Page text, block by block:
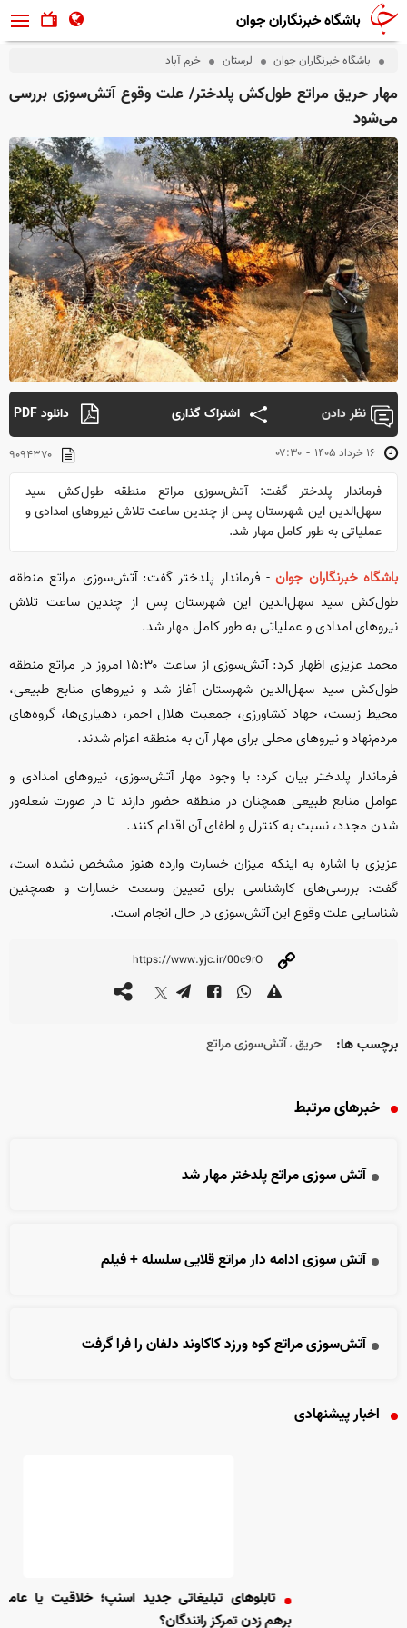
باشگاه خبرنگاران جوان
باشگاه خبرنگاران جوان لرستان خرم آباد
مهار حریق مراتع طول‌کش پلدختر/ علت وقوع آتش‌سوزی بررسی
می‌شود
نظر دادن اشتراک گذاری دانلود PDF
۰۷:۳۰ - ۱۶ خرداد ۱۴۰۵ ۹۰۹۴۳۷۰
فرماندار پلدختر گفت: آتش‌سوزی مراتع منطقه طول‌کش سید
سهل‌الدین این شهرستان پس از چندین ساعت تلاش نیروهای امدادی و
عملیاتی به طور کامل مهار شد.
باشگاه خبرنگاران جوان- فرماندار پلدختر گفت: آتش‌سوزی مراتع منطقه
طول‌کش سید سهل‌الدین این شهرستان پس از چندین ساعت تلاش
نیروهای امدادی و عملیاتی به طور کامل مهار شد.
محمد عزیزی اظهار کرد: آتش‌سوزی از ساعت ۱۵:۳۰ امروز در مراتع منطقه
طول‌کش سید سهل‌الدین شهرستان آغاز شد و نیروهای منابع طبیعی،
محیط زیست، جهاد کشاورزی، جمعیت هلال احمر، دهیاری‌ها، گروه‌های
مردم‌نهاد و نیروهای محلی برای مهار آن به منطقه اعزام شدند.
فرماندار پلدختر بیان کرد: با وجود مهار آتش‌سوزی، نیروهای امدادی و
عوامل منابع طبیعی همچنان در منطقه حضور دارند تا در صورت شعله‌ور
شدن مجدد، نسبت به کنترل و اطفای آن اقدام کنند.
عزیزی با اشاره به اینکه میزان خسارت وارده هنوز مشخص نشده است،
گفت: بررسی‌های کارشناسی برای تعیین وسعت خسارات و همچنین
شناسایی علت وقوع این آتش‌سوزی در حال انجام است.
برچسب ها: حریق ، آتش‌سوزی مراتع
خبرهای مرتبط
آتش سوزی مراتع پلدختر مهار شد
آتش سوزی ادامه دار مراتع قلایی سلسله + فیلم
آتش‌سوزی مراتع کوه ورزد کاکاوند دلفان را فرا گرفت
اخبار پیشنهادی
تابلو‌های تبلیغاتی جدید اسنپ؛ خلاقیت یا عاملی
برهم زدن تمرکز رانندگان؟